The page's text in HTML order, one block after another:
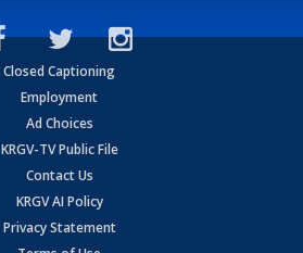
Closed Captioning
Employment
Ad Choices
KRGV-TV Public File
Contact Us
KRGV AI Policy
Privacy Statement